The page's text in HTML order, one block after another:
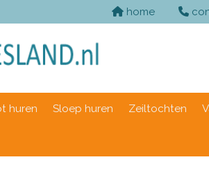
home
huren Sloep huren Zeiltochten